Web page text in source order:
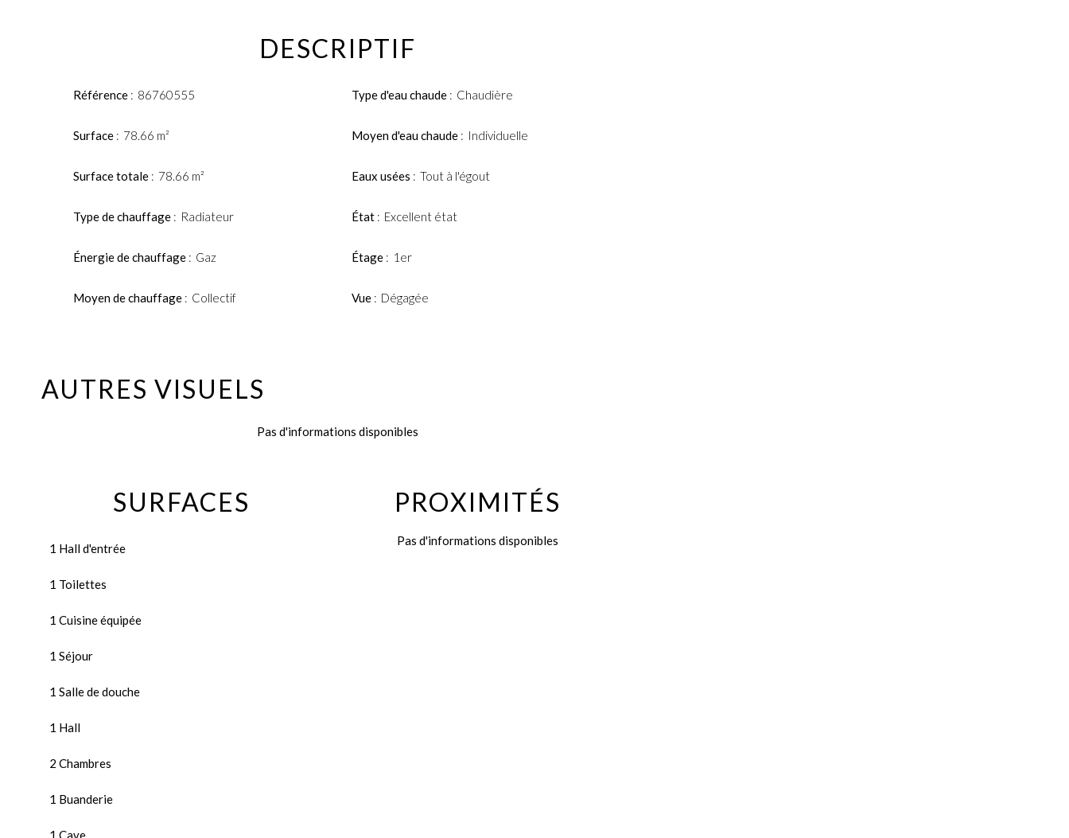
DESCRIPTIF
Référence 86760555
Surface 78.66 m²
Surface totale 78.66 m²
Type de chauffage Radiateur
Énergie de chauffage Gaz
Moyen de chauffage Collectif
Type d'eau chaude Chaudière
Moyen d'eau chaude Individuelle
Eaux usées Tout à l'égout
État Excellent état
Étage 1er
Vue Dégagée
AUTRES VISUELS
Pas d'informations disponibles
SURFACES
1 Hall d'entrée
1 Toilettes
1 Cuisine équipée
1 Séjour
1 Salle de douche
1 Hall
2 Chambres
1 Buanderie
1 Cave
PROXIMITÉS
Pas d'informations disponibles